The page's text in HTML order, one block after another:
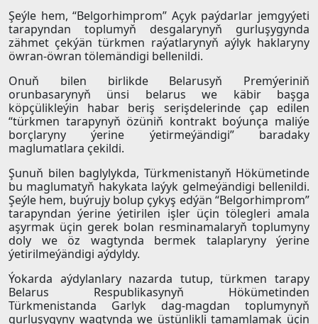
Şeýle hem, “Belgorhimprom” Açyk paýdarlar jemgyýeti
tarapyndan toplumyň desgalarynyň gurluşygynda
zähmet çekýän türkmen raýatlarynyň aýlyk haklaryny
öwran-öwran tölemändigi bellenildi.
Onuň bilen birlikde Belarusyň Premýeriniň
orunbasarynyň ünsi belarus we käbir başga
köpçülikleýin habar beriş serişdelerinde çap edilen
“türkmen tarapynyň özüniň kontrakt boýunça maliýe
borçlaryny ýerine ýetirmeýändigi” baradaky
maglumatlara çekildi.
Şunuň bilen baglylykda, Türkmenistanyň Hökümetinde
bu maglumatyň hakykata laýyk gelmeýändigi bellenildi.
Şeýle hem, buýrujy bolup çykyş edýän “Belgorhimprom”
tarapyndan ýerine ýetirilen işler üçin tölegleri amala
aşyrmak üçin gerek bolan resminamalaryň toplumyny
doly we öz wagtynda bermek talaplaryny ýerine
ýetirilmeýändigi aýdyldy.
Ýokarda aýdylanlary nazarda tutup, türkmen tarapy
Belarus Respublikasynyň Hökümetinden
Türkmenistanda Garlyk dag-magdan toplumynyň
gurluşygyny wagtynda we üstünlikli tamamlamak üçin